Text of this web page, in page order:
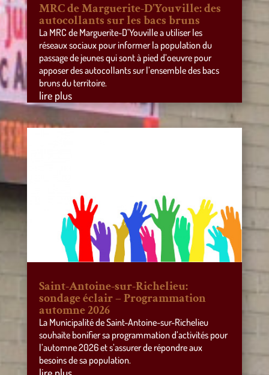
MRC de Marguerite-D’Youville: des
autocollants sur les bacs bruns
La MRC de Marguerite-D’Youville a utiliser les
réseaux sociaux pour informer la population du
passage de jeunes qui sont à pied d’oeuvre pour
apposer des autocollants sur l’ensemble des bacs
bruns du territoire.
lire plus
Saint-Antoine-sur-Richelieu:
sondage éclair – Programmation
automne 2026
La Municipalité de Saint-Antoine-sur-Richelieu
souhaite bonifier sa programmation d’activités pour
l’automne 2026 et s’assurer de répondre aux
besoins de sa population.
lire plus